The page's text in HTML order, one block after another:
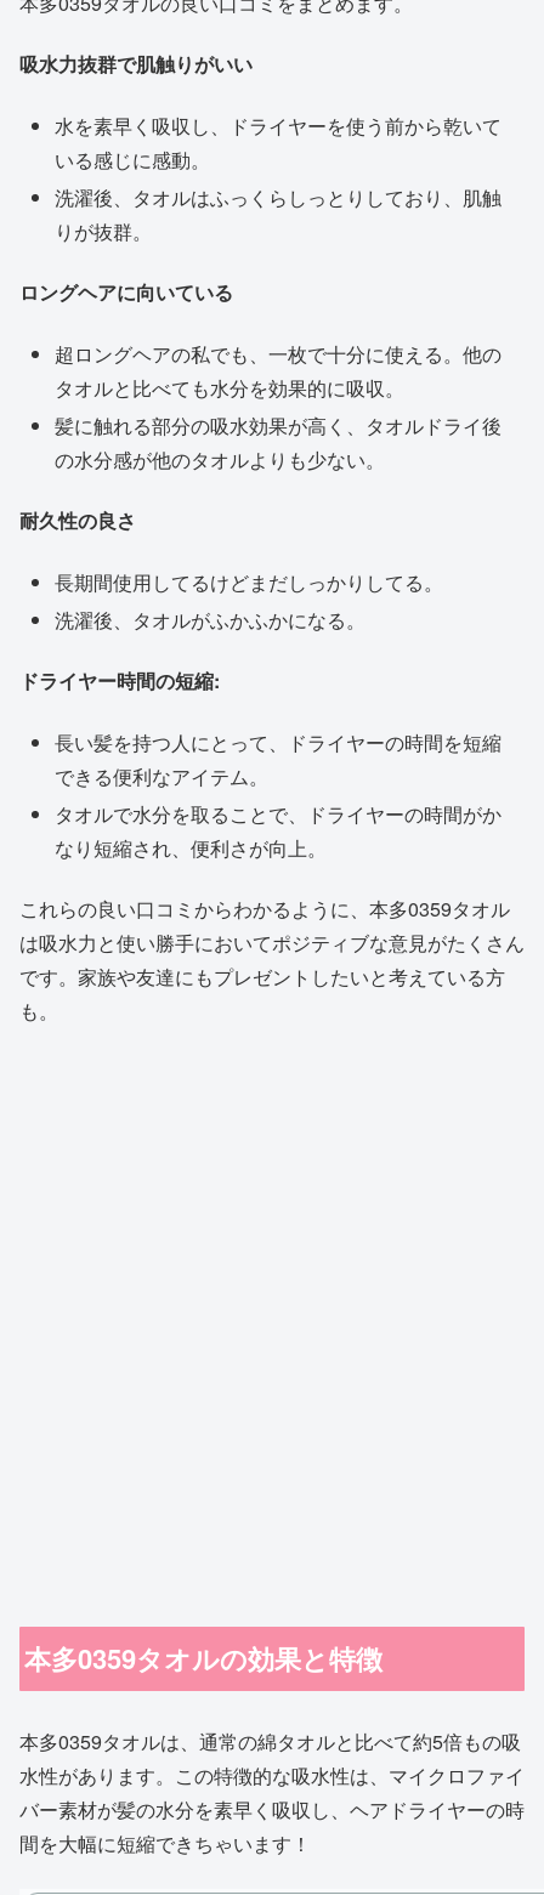
吸水力抜群で肌触りがいい
水を素早く吸収し、ドライヤーを使う前から乾いて
いる感じに感動。
洗濯後、タオルはふっくらしっとりしており、肌触
りが抜群。
ロングヘアに向いている
超ロングヘアの私でも、一枚で十分に使える。他の
タオルと比べても水分を効果的に吸収。
髪に触れる部分の吸水効果が高く、タオルドライ後
の水分感が他のタオルよりも少ない。
耐久性の良さ
長期間使用してるけどまだしっかりしてる。
洗濯後、タオルがふかふかになる。
ドライヤー時間の短縮:
長い髪を持つ人にとって、ドライヤーの時間を短縮
できる便利なアイテム。
タオルで水分を取ることで、ドライヤーの時間がか
なり短縮され、便利さが向上。
これらの良い口コミからわかるように、本多0359タオル
は吸水力と使い勝手においてポジティブな意見がたくさん
です。家族や友達にもプレゼントしたいと考えている方
も。
本多0359タオルの効果と特徴
本多0359タオルは、通常の綿タオルと比べて約5倍もの吸
水性があります。この特徴的な吸水性は、マイクロファイ
バー素材が髪の水分を素早く吸収し、ヘアドライヤーの時
間を大幅に短縮できちゃいます！